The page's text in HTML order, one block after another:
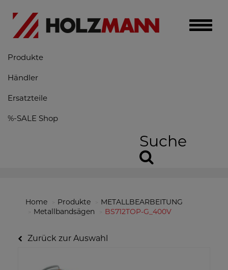
Toggle
Produkte
Händler
Ersatzteile
%-SALE Shop
Suche
Home Produkte
METALLBEARBEITUNG
Metallbandsägen
BS712TOP-G_400V
Zurück zur Auswahl